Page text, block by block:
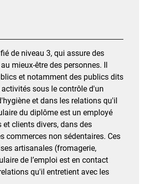
de niveau 3, qui assure des
mieux-être des personnes. Il
et notamment des publics dits
sous le contrôle d'un
et dans les relations qu'il
du diplôme est un employé
et clients divers, dans des
commerces non sédentaires. Ces
artisanales (fromagerie,
de l’emploi est en contact
qu'il entretient avec les